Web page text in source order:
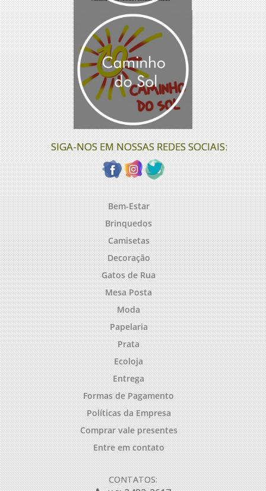
SIGA-NOS EM NOSSAS REDES SOCIAIS:
Bem-Estar
Brinquedos
Camisetas
Decoração
Gatos de Rua
Mesa Posta
Moda
Papelaria
Prata
Ecoloja
Entrega
Formas de Pagamento
Políticas da Empresa
Comprar vale presentes
Entre em contato
CONTATOS: